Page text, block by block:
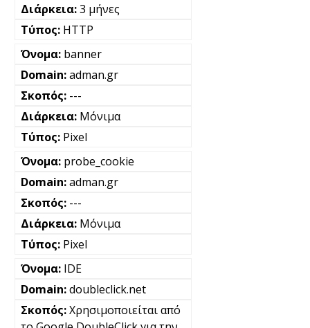
3 μήνες
HTTP
banner
adman.gr
---
Μόνιμα
Pixel
probe_cookie
adman.gr
---
Μόνιμα
Pixel
IDE
doubleclick.net
Χρησιμοποιείται από